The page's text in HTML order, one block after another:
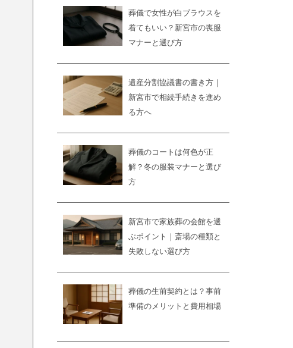
葬儀で女性が白ブラウスを
着てもいい？新宮市の喪服
マナーと選び方
遺産分割協議書の書き方｜
新宮市で相続手続きを進め
る方へ
葬儀のコートは何色が正
解？冬の服装マナーと選び
方
新宮市で家族葬の会館を選
ぶポイント｜斎場の種類と
失敗しない選び方
葬儀の生前契約とは？事前
準備のメリットと費用相場